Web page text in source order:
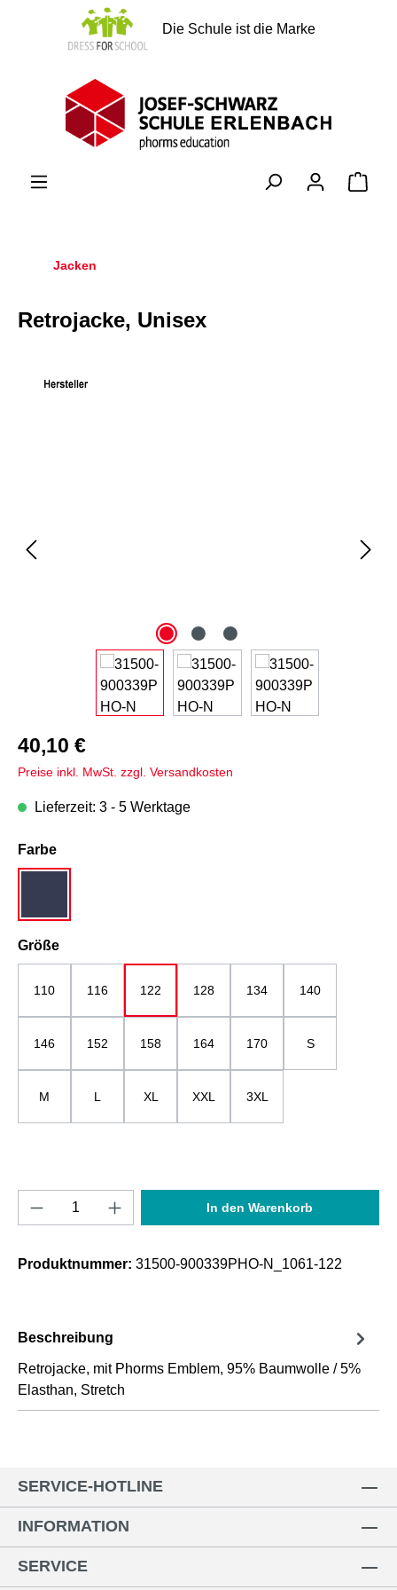
springen
Die Schule ist die Marke
Jacken
Retrojacke, Unisex
40,10 €
Preise inkl. MwSt. zzgl. Versandkosten
Lieferzeit: 3 - 5 Werktage
Farbeauswählen
Größeauswählen
110 116 122 128 134 140
146 152 158 164 170 S
M L XL XXL 3XL
Produkt Anzahl: Gib den gewünschten
In den Warenkorb
Produktnummer: 31500-900339PHO-N_1061-122
Beschreibung
Retrojacke, mit Phorms Emblem, 95% Baumwolle / 5%
Elasthan, Stretch
SERVICE-HOTLINE
INFORMATION
SERVICE